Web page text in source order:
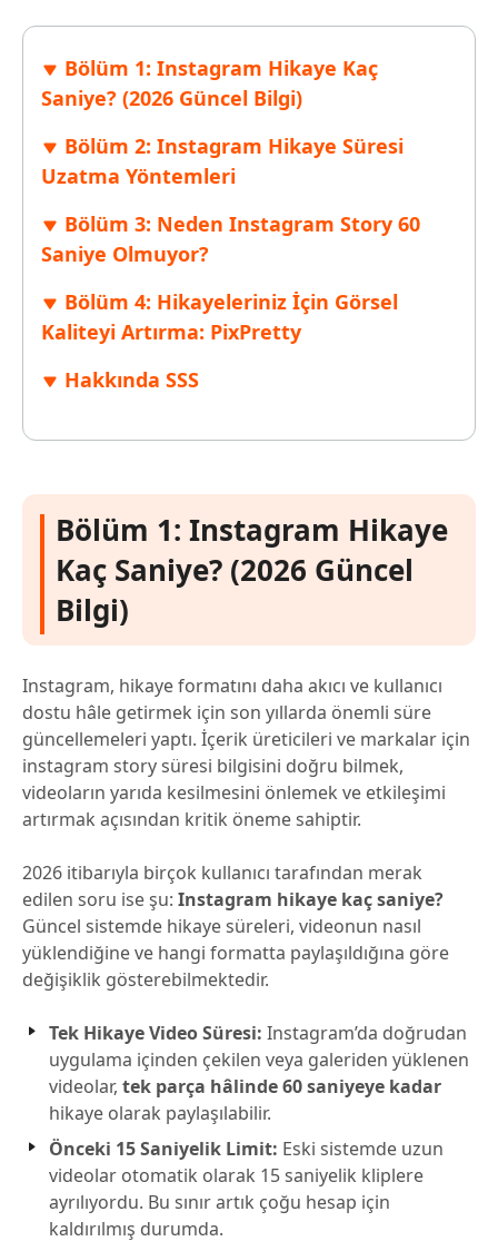
Bölüm 1: Instagram Hikaye Kaç
Saniye? (2026 Güncel Bilgi)
Bölüm 2: Instagram Hikaye Süresi
Uzatma Yöntemleri
Bölüm 3: Neden Instagram Story 60
Saniye Olmuyor?
Bölüm 4: Hikayeleriniz İçin Görsel
Kaliteyi Artırma: PixPretty
Hakkında SSS
Bölüm 1: Instagram Hikaye
Kaç Saniye? (2026 Güncel
Bilgi)
Instagram, hikaye formatını daha akıcı ve kullanıcı
dostu hâle getirmek için son yıllarda önemli süre
güncellemeleri yaptı. İçerik üreticileri ve markalar için
instagram story süresi bilgisini doğru bilmek,
videoların yarıda kesilmesini önlemek ve etkileşimi
artırmak açısından kritik öneme sahiptir.
2026 itibarıyla birçok kullanıcı tarafından merak
edilen soru ise şu: Instagram hikaye kaç saniye?
Güncel sistemde hikaye süreleri, videonun nasıl
yüklendiğine ve hangi formatta paylaşıldığına göre
değişiklik gösterebilmektedir.
Tek Hikaye Video Süresi: Instagram’da doğrudan
uygulama içinden çekilen veya galeriden yüklenen
videolar, tek parça hâlinde 60 saniyeye kadar
hikaye olarak paylaşılabilir.
Önceki 15 Saniyelik Limit: Eski sistemde uzun
videolar otomatik olarak 15 saniyelik kliplere
ayrılıyordu. Bu sınır artık çoğu hesap için
kaldırılmış durumda.